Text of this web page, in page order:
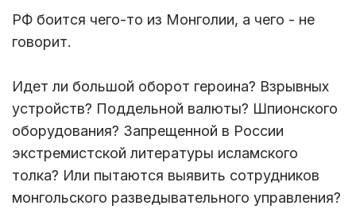
РФ боится чего-то из Монголии, а чего - не
говорит.
Идет ли большой оборот героина? Взрывных
устройств? Поддельной валюты? Шпионского
оборудования? Запрещенной в России
экстремистской литературы исламского
толка? Или пытаются выявить сотрудников
монгольского разведывательного управления?